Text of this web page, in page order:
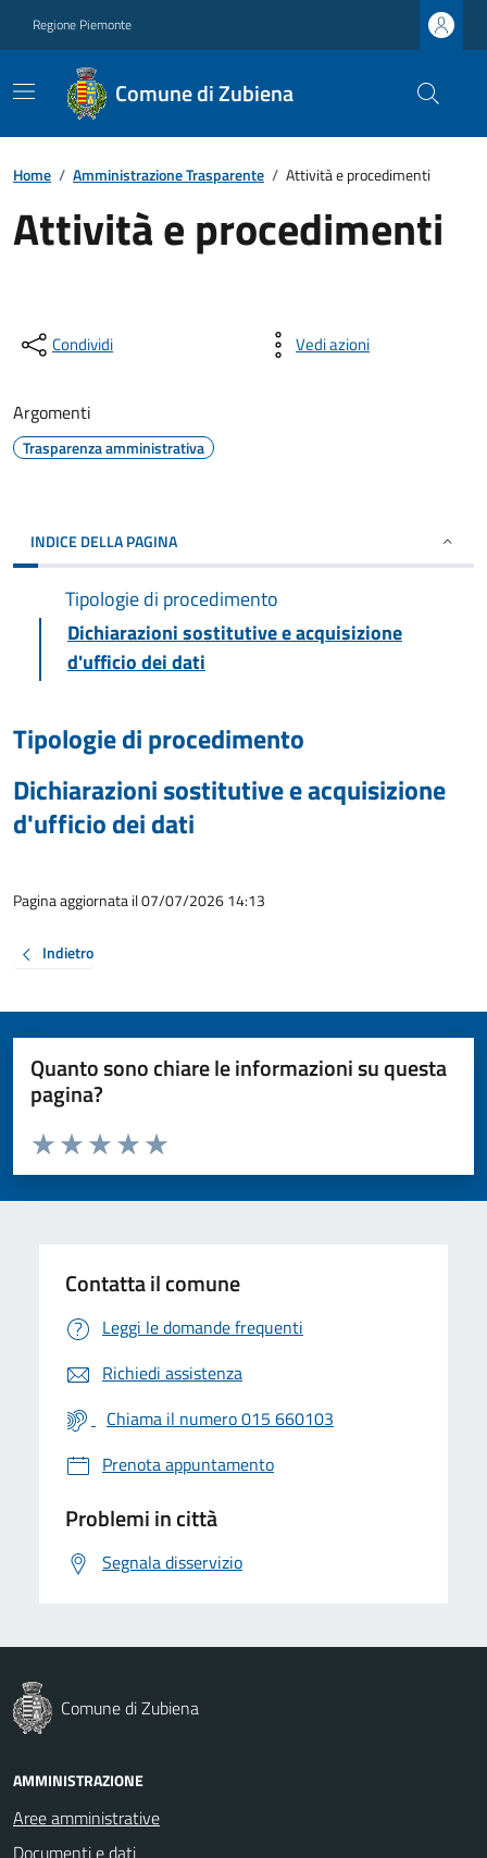
Regione Piemonte
Comune di Zubiena
Home / Amministrazione Trasparente / Attività e procedimenti
Attività e procedimenti
Condividi Vedi azioni
Argomenti
Trasparenza amministrativa
INDICE DELLA PAGINA
Tipologie di procedimento
Dichiarazioni sostitutive e acquisizione
d'ufficio dei dati
Tipologie di procedimento
Dichiarazioni sostitutive e acquisizione
d'ufficio dei dati
Pagina aggiornata il 07/07/2026 14:13
Indietro
Quanto sono chiare le informazioni su questa
pagina?
Valuta da 1 a 5 stelle la pagina
Valuta 5 stelle su 5
Valuta 4 stelle su 5
Valuta 3 stelle su 5
Valuta 2 stelle su 5
Valuta 1 stelle su 5
Contatta il comune
Leggi le domande frequenti
Richiedi assistenza
Chiama il numero 015 660103
Prenota appuntamento
Problemi in città
Segnala disservizio
Comune di Zubiena
AMMINISTRAZIONE
Aree amministrative
Documenti e dati